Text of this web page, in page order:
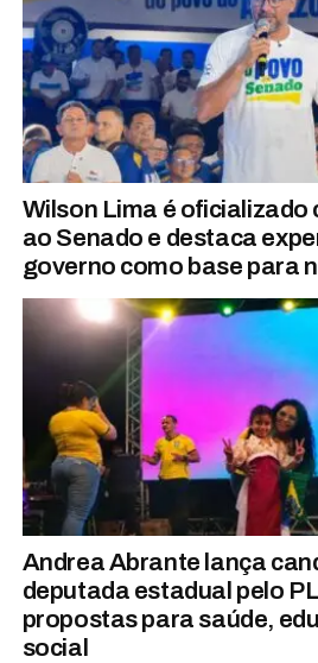
Wilson Lima é
ao Senado e destaca
governo como base para
Andrea Abrante lança
deputada estadual pelo
propostas para saúde,
social